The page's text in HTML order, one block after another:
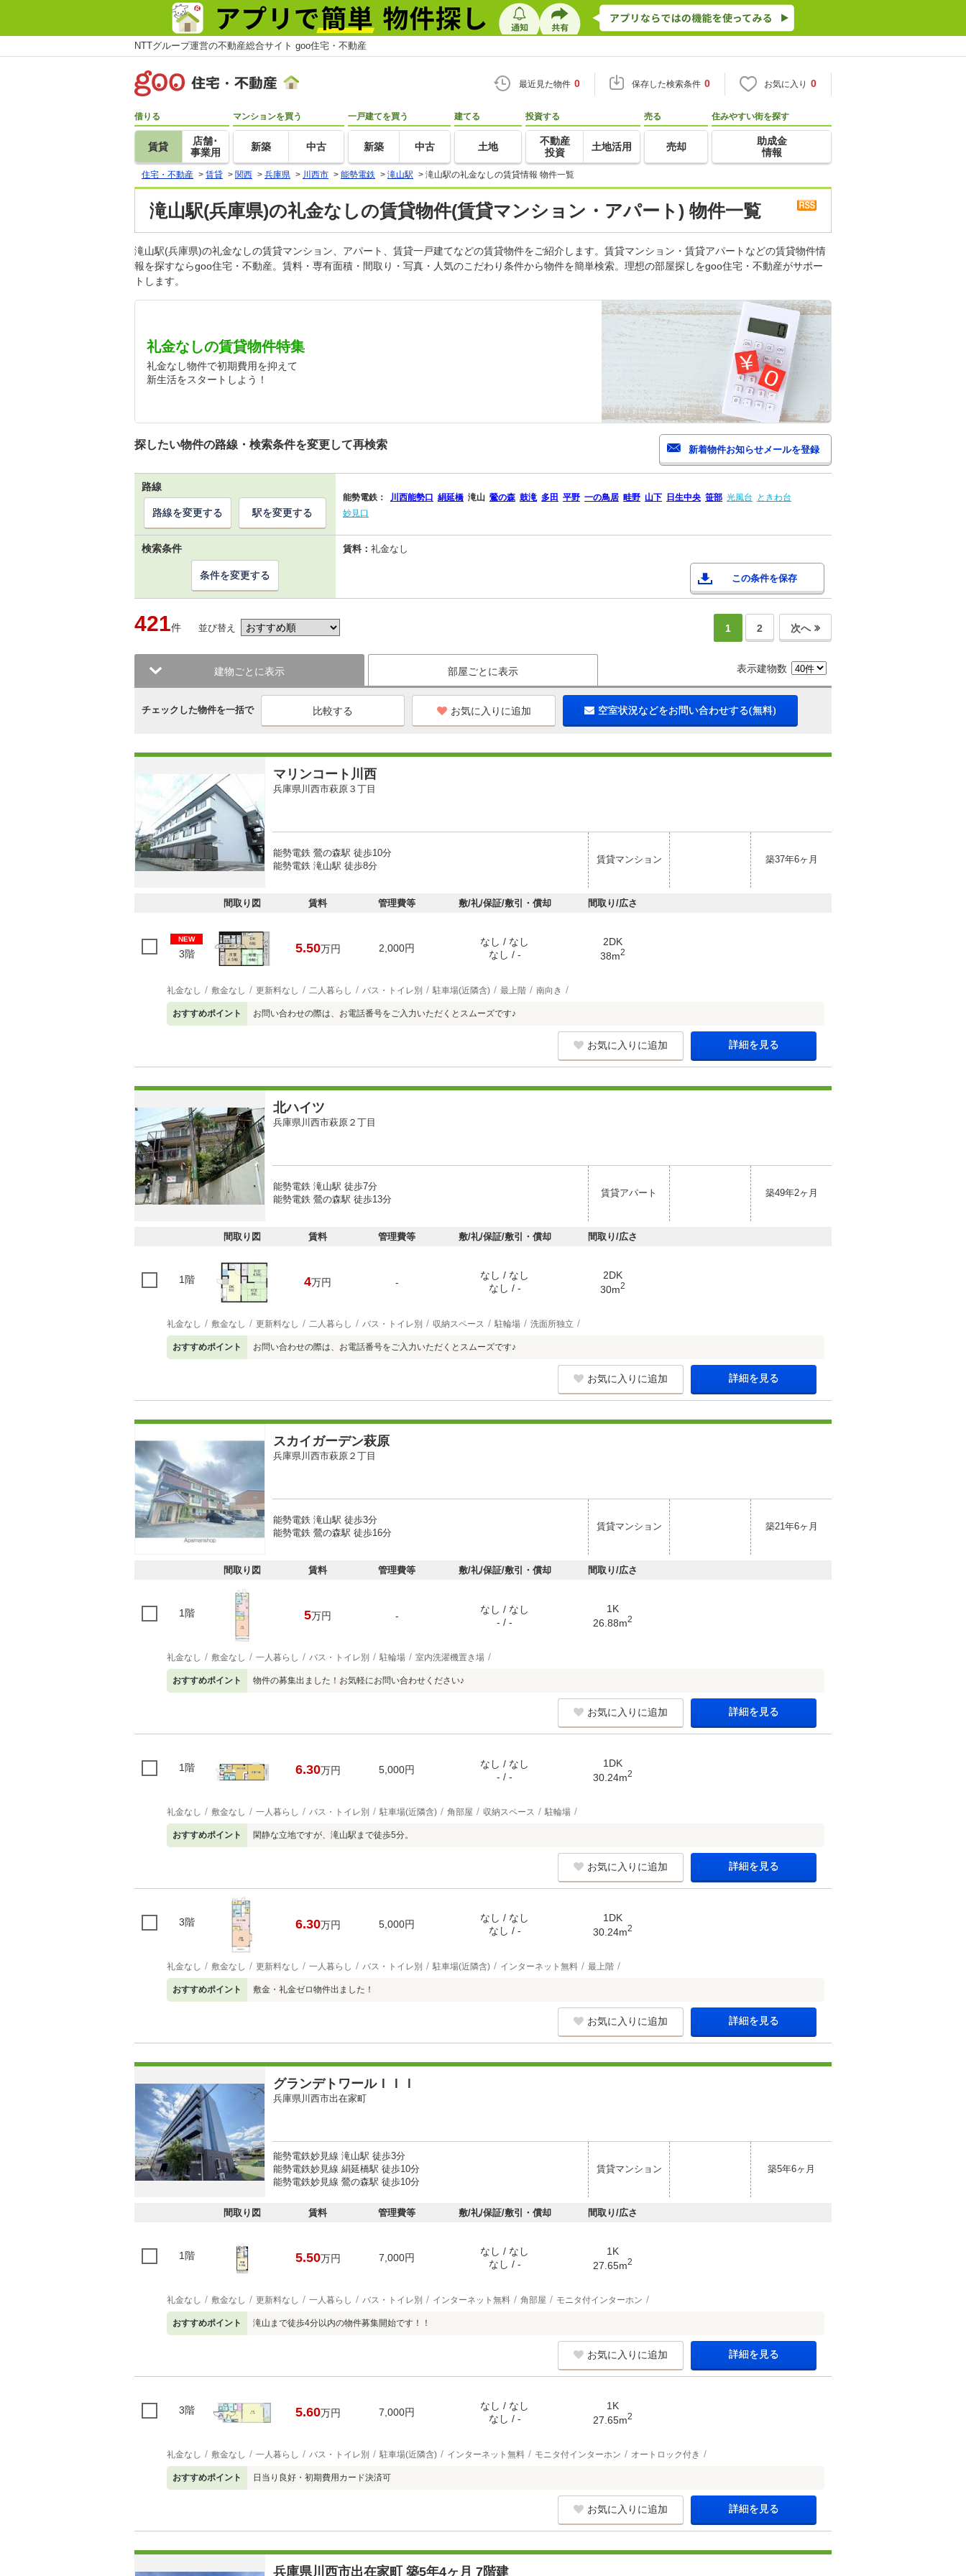
NTTグループ運営の不動産総合サイト goo住宅・不動産
最近見た物件 0 保存した検索条件 0 お気に入り 0
借りる
賃貸
店舗･
事業用
マンションを買う
新築 中古
一戸建てを買う
新築 中古
建てる
土地
投資する
不動産
投資
土地活用
売る
売却
住みやすい街を探す
助成金
情報
住宅・不動産 > 賃貸 > 関西 > 兵庫県 > 川西市 > 能勢電鉄 > 滝山駅 > 滝山駅の礼金なしの賃貸情報 物件一覧
滝山駅(兵庫県)の礼金なしの賃貸物件(賃貸マンション・アパート) 物件一覧
滝山駅(兵庫県)の礼金なしの賃貸マンション、アパート、賃貸一戸建てなどの賃貸物件をご紹介します。賃貸マンション・賃貸アパートなどの賃貸物件情
報を探すならgoo住宅・不動産。賃料・専有面積・間取り・写真・人気のこだわり条件から物件を簡単検索。理想の部屋探しをgoo住宅・不動産がサポー
トします。
礼金なしの賃貸物件特集
礼金なし物件で初期費用を抑えて
新生活をスタートしよう！
探したい物件の路線・検索条件を変更して再検索
路線
能勢電鉄： 川西能勢口 絹延橋 滝山 鶯の森 鼓滝 多田 平野 一の鳥居 畦野 山下 日生中央 笹部 光風台
ときわ台
妙見口
路線を変更する 駅を変更する
検索条件 賃料： 礼金なし
この条件を保存
条件を変更する
421件 並び替え 1 2 次へ
建物ごとに表示 部屋ごとに表示 表示建物数
チェックした物件を一括で お気に入りに追加 空室状況などをお問い合わせする(無料)
マリンコート川西
兵庫県川西市萩原３丁目
能勢電鉄 鶯の森駅 徒歩10分
能勢電鉄 滝山駅 徒歩8分
賃貸マンション 築37年6ヶ月
間取り図 賃料 管理費等 敷/礼/保証/敷引・償却 間取り/広さ
NEW
3階 5.50万円 2,000円
なし / なし
なし / -
2DK
38m2
礼金なし 敷金なし 更新料なし 二人暮らし バス・トイレ別 駐車場(近隣含) 最上階 南向き
おすすめポイント お問い合わせの際は、お電話番号をご入力いただくとスムーズです♪
お気に入りに追加 詳細を見る
北ハイツ
兵庫県川西市萩原２丁目
能勢電鉄 滝山駅 徒歩7分
能勢電鉄 鶯の森駅 徒歩13分
賃貸アパート 築49年2ヶ月
間取り図 賃料 管理費等 敷/礼/保証/敷引・償却 間取り/広さ
1階 4万円 -
なし / なし
なし / -
2DK
30m2
礼金なし 敷金なし 更新料なし 二人暮らし バス・トイレ別 収納スペース 駐輪場 洗面所独立
おすすめポイント お問い合わせの際は、お電話番号をご入力いただくとスムーズです♪
お気に入りに追加 詳細を見る
スカイガーデン萩原
兵庫県川西市萩原２丁目
能勢電鉄 滝山駅 徒歩3分
能勢電鉄 鶯の森駅 徒歩16分
賃貸マンション 築21年6ヶ月
間取り図 賃料 管理費等 敷/礼/保証/敷引・償却 間取り/広さ
1階 5万円 -
なし / なし
- / -
1K
26.88m2
礼金なし 敷金なし 一人暮らし バス・トイレ別 駐輪場 室内洗濯機置き場
おすすめポイント 物件の募集出ました！お気軽にお問い合わせください♪
お気に入りに追加 詳細を見る
1階 6.30万円 5,000円
なし / なし
- / -
1DK
30.24m2
礼金なし 敷金なし 一人暮らし バス・トイレ別 駐車場(近隣含) 角部屋 収納スペース 駐輪場
おすすめポイント 閑静な立地ですが、滝山駅まで徒歩5分。
お気に入りに追加 詳細を見る
3階 6.30万円 5,000円
なし / なし
なし / -
1DK
30.24m2
礼金なし 敷金なし 更新料なし 一人暮らし バス・トイレ別 駐車場(近隣含) インターネット無料 最上階
おすすめポイント 敷金・礼金ゼロ物件出ました！
お気に入りに追加 詳細を見る
グランデトワールＩＩＩ
兵庫県川西市出在家町
能勢電鉄妙見線 滝山駅 徒歩3分
能勢電鉄妙見線 絹延橋駅 徒歩10分
能勢電鉄妙見線 鶯の森駅 徒歩10分
賃貸マンション 築5年6ヶ月
間取り図 賃料 管理費等 敷/礼/保証/敷引・償却 間取り/広さ
1階 5.50万円 7,000円
なし / なし
なし / -
1K
27.65m2
礼金なし 敷金なし 更新料なし 一人暮らし バス・トイレ別 インターネット無料 角部屋 モニタ付インターホン
おすすめポイント 滝山まで徒歩4分以内の物件募集開始です！！
お気に入りに追加 詳細を見る
3階 5.60万円 7,000円
なし / なし
なし / -
1K
27.65m2
礼金なし 敷金なし 一人暮らし バス・トイレ別 駐車場(近隣含) インターネット無料 モニタ付インターホン オートロック付き
おすすめポイント 日当り良好・初期費用カード決済可
お気に入りに追加 詳細を見る
兵庫県川西市出在家町 築5年4ヶ月 7階建